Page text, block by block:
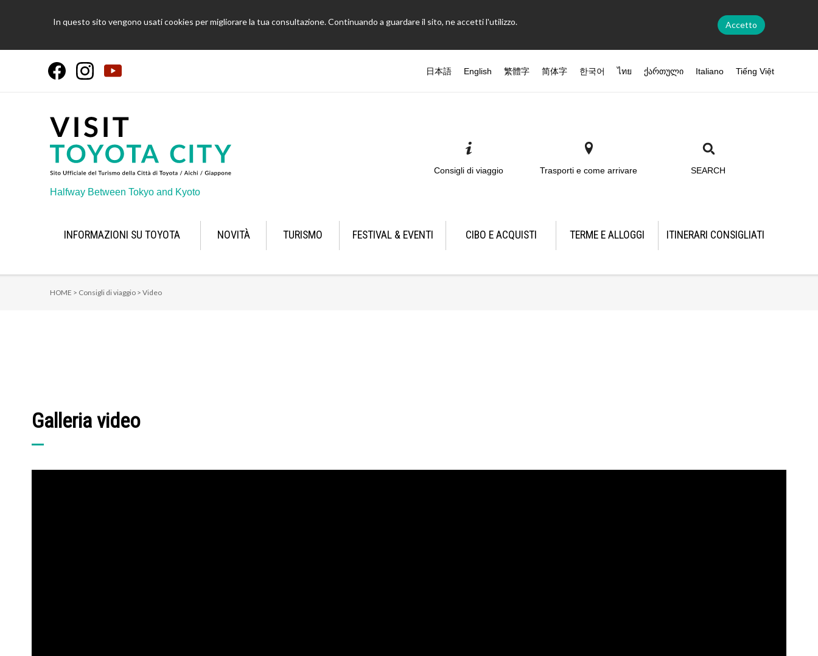
In questo sito vengono usati cookies per migliorare la tua consultazione. Continuando a guardare il sito, ne accetti l'utilizzo. Accetto
日本語 English 繁體字 简体字 한국어 ไทย ქართული Italiano Tiếng Việt
Halfway Between Tokyo and Kyoto
Consigli di viaggio Trasporti e come arrivare SEARCH
INFORMAZIONI SU TOYOTA NOVITÀ TURISMO FESTIVAL & EVENTI CIBO E ACQUISTI TERME E ALLOGGI ITINERARI CONSIGLIATI
HOME > Consigli di viaggio > Video
Galleria video